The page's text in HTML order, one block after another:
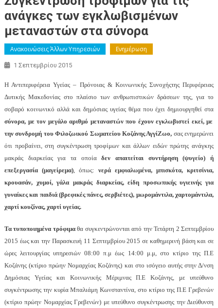
ανάγκες των εγκλωβισμένων
μεταναστών στα σύνορα
Ανακοινώσεις Άλλων Υπηρεσιών Ενημέρωση
1 Σεπτεμβρίου 2015
Η Αντιπεριφέρεια Υγείας – Πρόνοιας & Κοινωνικής Συνοχήςτης Περιφέρειας
Δυτικής Μακεδονίας στο πλαίσιο των ανθρωπιστικών δράσεων της, για το
σοβαρό κοινωνικό αλλά και δημόσιας υγείας θέμα που έχει δημιουργηθεί στα
σύνορα, με τον μεγάλο αριθμό μεταναστών που έχουν εγκλωβιστεί εκεί, με
την συνδρομή του Φιλοζωικού Σωματείου Κοζάνης ΑγγίΖωο, σας ενημερώνει
ότι προβαίνει, στη συγκέντρωση τροφίμων και άλλων ειδών πρώτης ανάγκης
μακράς διαρκείας για τα οποίαδεν απαιτείται συντήρηση (ψυγείο) ή
επεξεργασία (μαγείρεμα), όπως: νερά εμφιαλωμένα, μπισκότα, κριτσίνια,
κρουασάν, χυμοί, γάλα μακράς διαρκείας, είδη προσωπικής υγιεινής για
γυναίκες και παιδιά (βρεφικές πάνες, σερβιέτες), μωρομάντιλα, χαρτομάντιλα,
χαρτί κουζίνας, χαρτί υγείας.
Τα τυποποιημένα τρόφιμαθα συγκεντρώνονται από την Τετάρτη 2 Σεπτεμβρίου
2015 έως και την Παρασκευή 11 Σεπτεμβρίου 2015 σε καθημερινή βάση και σε
ώρες λειτουργίας υπηρεσιών 08:00 π.μ έως 14:00 μ.μ, στο κτίριο της Π.Ε
Κοζάνης (κτίριο πρώην Νομαρχίας Κοζάνης) και στο ισόγειο αυτής στην Δ/νση
Δημόσιας Υγείας και Κοινωνικής Μέριμνας Π.Ε Κοζάνης, με υπεύθυνο
συγκέντρωσης την κυρία Μπαλιάμη Κωνσταντίνα, στο κτίριο της Π.Ε Γρεβενών
(κτίριο πρώην Νομαρχίας Γρεβενών) με υπεύθυνο συγκέντρωσης την Διεύθυνση